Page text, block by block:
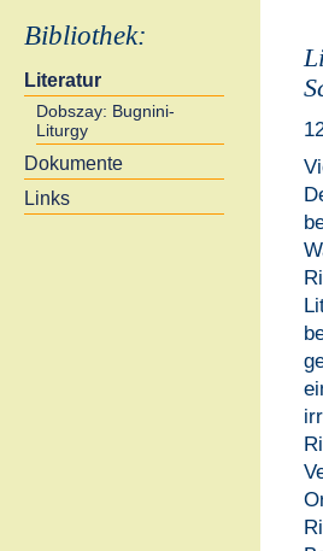
Bibliothek:
Literatur
Dobszay: Bugnini-
Liturgy
Dokumente
Links